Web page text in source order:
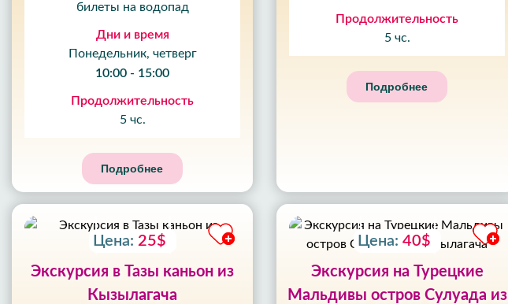
билеты на водопад
Дни и время
Понедельник, четверг
10:00 - 15:00
Продолжительность
5 чс.
Подробнее
Продолжительность
5 чс.
Подробнее
Цена: 25$
Экскурсия в Тазы каньон из
Кызылагача
Цена: 40$
Экскурсия на Турецкие
Мальдивы остров Сулуада из